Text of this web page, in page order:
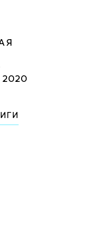
2020